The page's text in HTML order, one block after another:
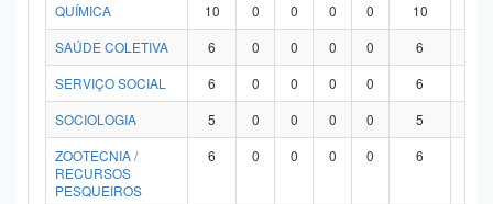
QUÍMICA
10 0 0 0 0 10
SAÚDE COLETIVA
6 0 0 0 0 6
SERVIÇO SOCIAL
6 0 0 0 0 6
SOCIOLOGIA
5 0 0 0 0 5
ZOOTECNIA /
RECURSOS
PESQUEIROS
6 0 0 0 0 6